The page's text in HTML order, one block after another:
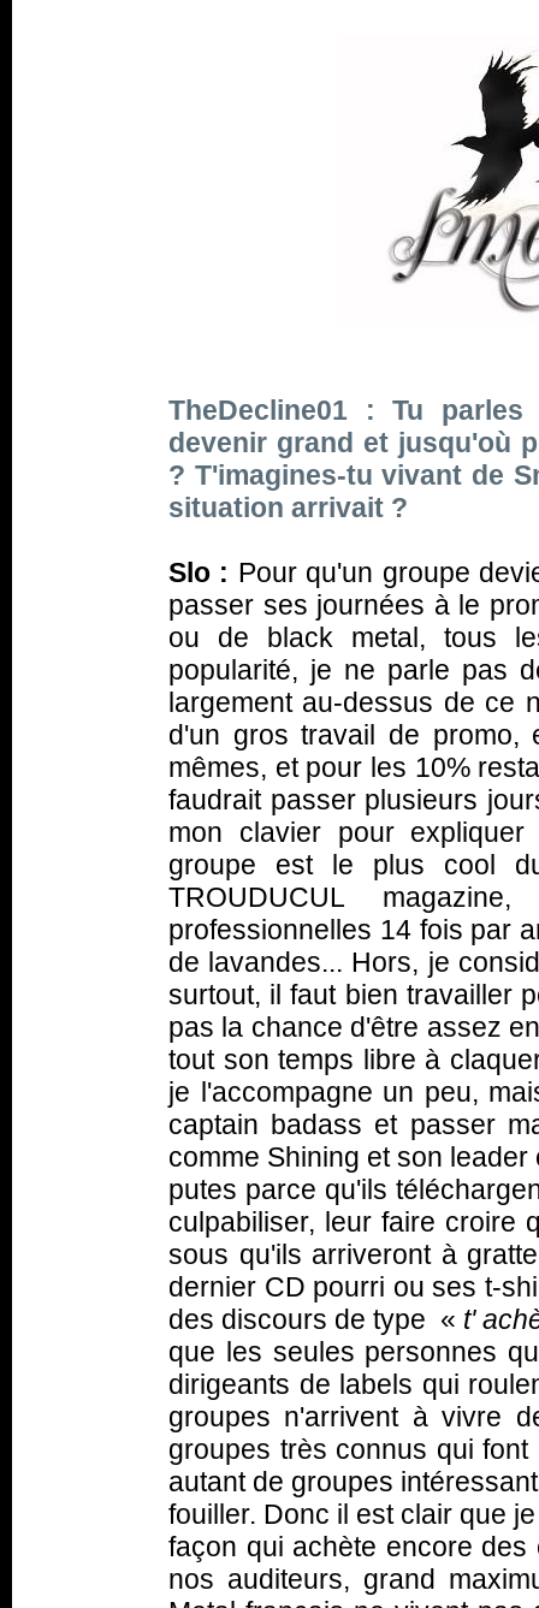
TheDecline01 : Tu
devenir grand et jusqu'où
? T'imagines-tu vivant de
situation arrivait ?
Slo : Pour qu'un groupe
passer ses journées à le
ou de black metal, tous
popularité, je ne parle pas
largement au-dessus de ce
d'un gros travail de promo,
mêmes, et pour les 10%
faudrait passer plusieurs
mon clavier pour
groupe est le plus cool
TROUDUCUL
professionnelles 14 fois par
de lavandes... Hors, je
surtout, il faut bien travailler
pas la chance d'être assez
tout son temps libre à
je l'accompagne un peu,
captain badass et passer
comme Shining et son
putes parce qu'ils
culpabiliser, leur faire croire
sous qu'ils arriveront à
dernier CD pourri ou ses t-
des discours de type « t'
que les seules personnes
dirigeants de labels qui
groupes n'arrivent à vivre
groupes très connus qui
autant de groupes
fouiller. Donc il est clair que
façon qui achète encore
nos auditeurs, grand